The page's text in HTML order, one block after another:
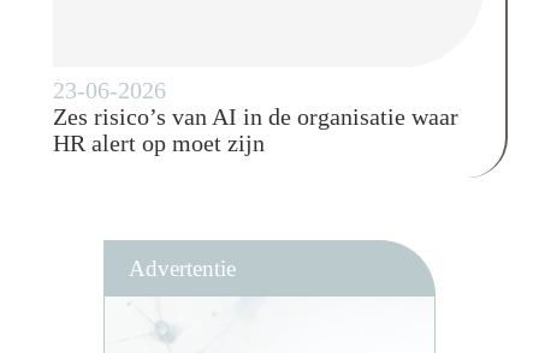
23-06-2026
Zes risico’s van AI in de organisatie waar
HR alert op moet zijn
Advertentie